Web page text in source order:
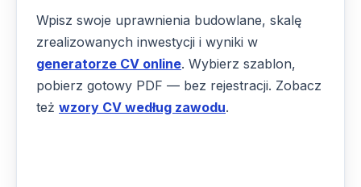
Wpisz swoje uprawnienia budowlane, skalę
zrealizowanych inwestycji i wyniki w
generatorze CV online. Wybierz szablon,
pobierz gotowy PDF — bez rejestracji. Zobacz
też wzory CV według zawodu.